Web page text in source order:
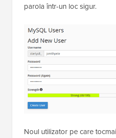
parola într-un loc sigur.
Noul utilizator pe care